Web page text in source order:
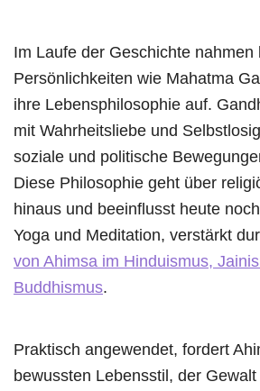
Im Laufe der Geschichte nahmen
Persönlichkeiten wie Mahatma
ihre Lebensphilosophie auf.
mit Wahrheitsliebe und
soziale und politische
Diese Philosophie geht über
hinaus und beeinflusst heute
Yoga und Meditation, verstärkt
von Ahimsa im Hinduismus,
Buddhismus.
Praktisch angewendet, fordert
bewussten Lebensstil, der